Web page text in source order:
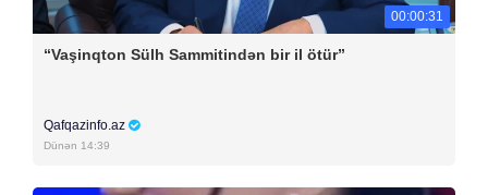
00:00:31
“Vaşinqton Sülh Sammitindən bir il ötür”
Qafqazinfo.az
Dünən 14:39